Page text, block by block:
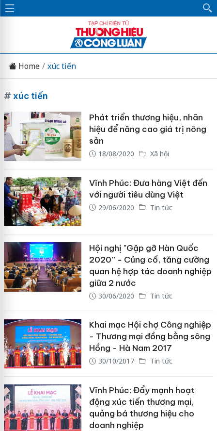
Home xúc tiến
# xúc tiến
Phát triển thương hiệu, nhãn
hiệu để nâng cao giá trị nông
sản
18/08/2020 Xã hội
Vĩnh Phúc: Đưa hàng Việt đến
với người tiêu dùng Việt
29/06/2020 Tin tức
Hội nghị "Gặp gỡ Hàn Quốc
2020” - Củng cố, tăng cường
quan hệ hợp tác doanh nghiệp
giữa 2 nước
30/06/2020 Tin tức
Khai mạc Hội chợ Công nghiệp
- Thương mại đồng bằng sông
Hồng - Hà Nam 2017
30/10/2017 Tin tức
Vĩnh Phúc: Đẩy mạnh hoạt
động xúc tiến thương mại,
quảng bá thương hiệu cho
doanh nghiệp